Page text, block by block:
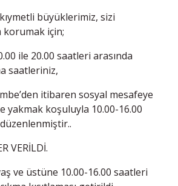
büyüklerimiz, sizi
için;
ile 20.00 saatleri arasında
saatleriniz,
itibaren sosyal mesafeye
yakmak koşuluyla 10.00­-16.00
VERİLDİ.
ve üstüne 10.00-16.00 saatleri